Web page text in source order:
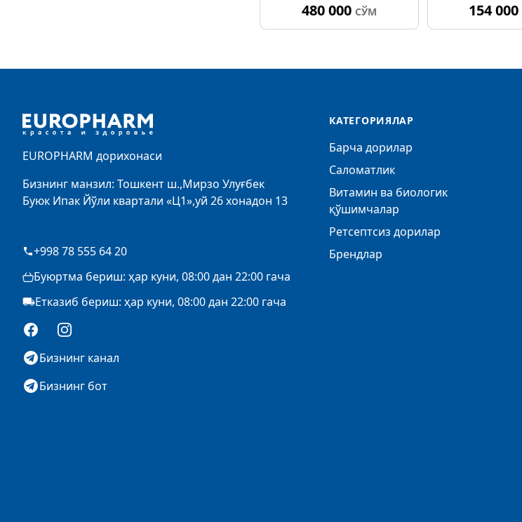
480 000 СЎМ 154 000
EUROPHARM дорихонаси
Бизнинг манзил: Тошкент ш.,Мирзо Улуғбек
Буюк Ипак Йўли квартали «Ц1»,уй 26 хонадон 13
+998 78 555 64 20
Буюртма бериш: ҳар куни, 08:00 дан 22:00 гача
Етказиб бериш: ҳар куни, 08:00 дан 22:00 гача
FacebookInstagram
Бизнинг канал
Бизнинг бот
КАТЕГОРИЯЛАР
Барча дорилар
Саломатлик
Витамин ва биологик
қўшимчалар
Ретсептсиз дорилар
Брендлар